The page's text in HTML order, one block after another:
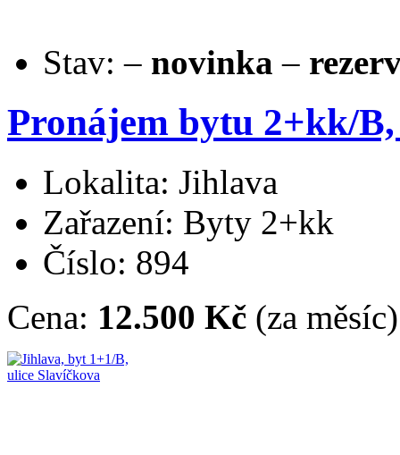
Stav: – novinka –
Pronájem bytu 2+kk/
Lokalita: Jihlava
Zařazení: Byty 2+kk
Číslo: 894
Cena: 12.500 Kč (za měsíc)